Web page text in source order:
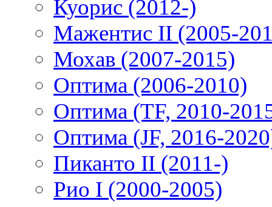
Куорис (2012-)
Мажентис II (2005-
Мохав (2007-2015)
Оптима (2006-2010)
Оптима (TF, 2010-
Оптима (JF, 2016-
Пиканто II (2011-)
Рио I (2000-2005)